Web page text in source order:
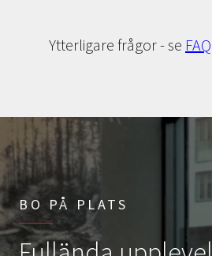
Ytterligare frågor - se FAQ
BO PÅ PLATS